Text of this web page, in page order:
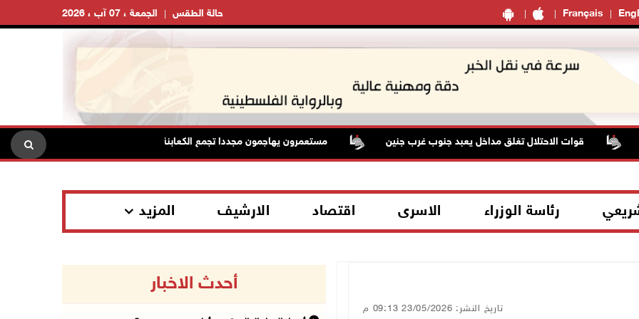
Français الجمعة ، 07 آب ، 2026 حالة الطقس
قوات الاحتلال تغلق مداخل يعبد جنوب غرب جنين مستعمرون يهاجمون مجددا تجمع الكعابنة شرق الطيبة برام الله
رئاسة الوزراء الاسرى اقتصاد الارشيف المزيد
تاريخ النشر: 23/05/2026 09:13 م
أحدث الاخبار